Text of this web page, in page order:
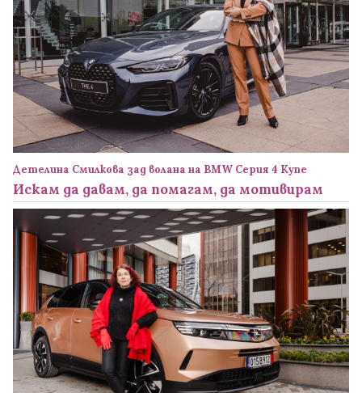
Детелина Смилкова зад волана на BMW Серия 4 Купе
Искам да давам, да помагам, да мотивирам